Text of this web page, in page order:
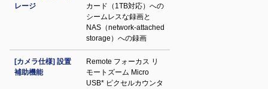
レージ
カード（1TB対応）への
シームレスな録画と
NAS（network-attached
storage）への録画
[カメラ仕様] 設置
補助機能
Remote フォーカス リ
モートズーム Micro
USB* ピクセルカウンタ